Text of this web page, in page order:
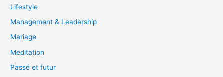
Lifestyle
Management & Leadership
Mariage
Meditation
Passé et futur